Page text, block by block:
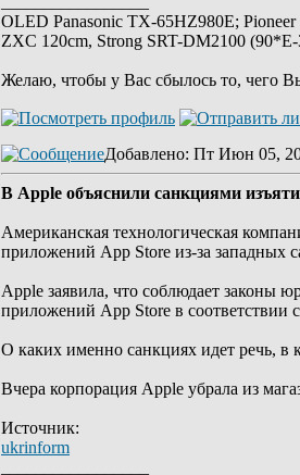
OLED Panasonic TX-65HZ980E;
ZXC 120cm, Strong SRT-DM2100
Желаю, чтобы у Вас сбылось то, чего
Добавлено: Пт Июн 05,
В Apple объяснили санкциями
Американская технологическая
приложений App Store из-за западных
Apple заявила, что соблюдает законы
приложений App Store в соответствии
О каких именно санкциях идет речь, в
Вчера корпорация Apple убрала из
Источник:
ukrinform